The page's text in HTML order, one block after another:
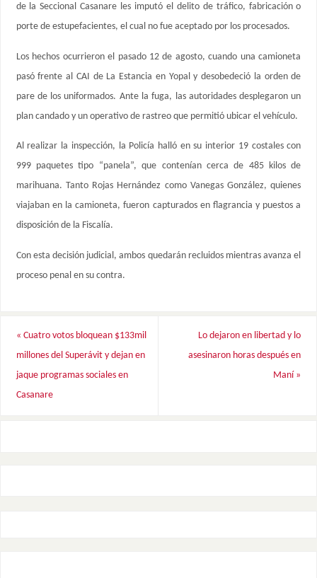
de la Seccional Casanare les imputó el delito de tráfico, fabricación o
porte de estupefacientes, el cual no fue aceptado por los procesados.
Los hechos ocurrieron el pasado 12 de agosto, cuando una camioneta
pasó frente al CAI de La Estancia en Yopal y desobedeció la orden de
pare de los uniformados. Ante la fuga, las autoridades desplegaron un
plan candado y un operativo de rastreo que permitió ubicar el vehículo.
Al realizar la inspección, la Policía halló en su interior 19 costales con
999 paquetes tipo “panela”, que contenían cerca de 485 kilos de
marihuana. Tanto Rojas Hernández como Vanegas González, quienes
viajaban en la camioneta, fueron capturados en flagrancia y puestos a
disposición de la Fiscalía.
Con esta decisión judicial, ambos quedarán recluidos mientras avanza el
proceso penal en su contra.
« Cuatro votos bloquean $133mil
millones del Superávit y dejan en
jaque programas sociales en
Casanare
Lo dejaron en libertad y lo
asesinaron horas después en
Maní »